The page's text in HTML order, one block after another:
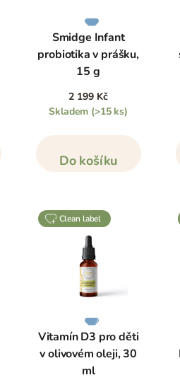
Smidge Infant
probiotika v prášku,
15 g
2 199 Kč
Skladem (>15 ks)
Do košíku
clean label
Vitamín D3 pro děti
v olivovém oleji, 30
ml